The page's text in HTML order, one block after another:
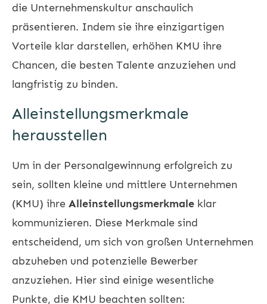
die Unternehmenskultur anschaulich
präsentieren. Indem sie ihre einzigartigen
Vorteile klar darstellen, erhöhen KMU ihre
Chancen, die besten Talente anzuziehen und
langfristig zu binden.
Alleinstellungsmerkmale
herausstellen
Um in der Personalgewinnung erfolgreich zu
sein, sollten kleine und mittlere Unternehmen
(KMU) ihre Alleinstellungsmerkmale klar
kommunizieren. Diese Merkmale sind
entscheidend, um sich von großen Unternehmen
abzuheben und potenzielle Bewerber
anzuziehen. Hier sind einige wesentliche
Punkte, die KMU beachten sollten: